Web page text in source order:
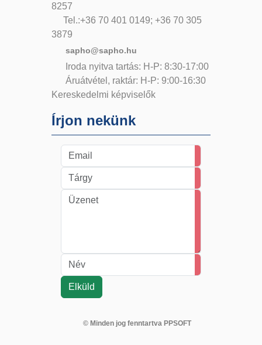
8257
Tel.:+36 70 401 0149; +36 70 305
3879
sapho@sapho.hu
Iroda nyitva tartás: H-P: 8:30-17:00
Áruátvétel, raktár: H-P: 9:00-16:30
Kereskedelmi képviselők
Írjon nekünk
© Minden jog fenntartva PPSOFT